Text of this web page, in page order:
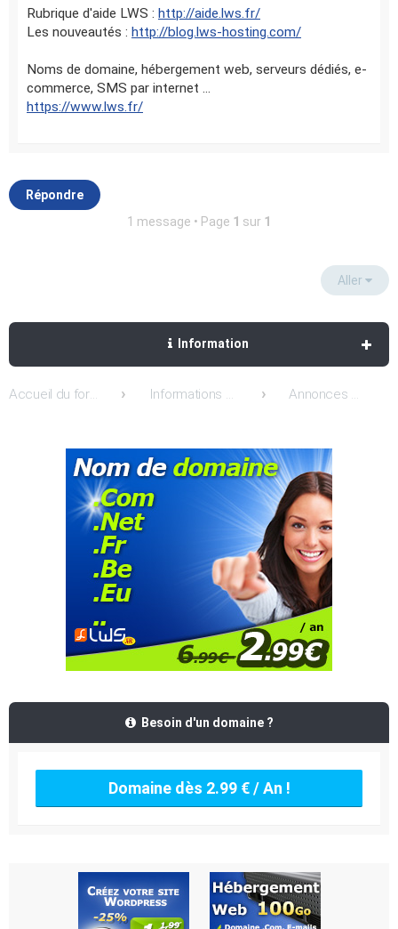
Rubrique d'aide LWS : http://aide.lws.fr/
Les nouveautés : http://blog.lws-hosting.com/
Noms de domaine, hébergement web, serveurs dédiés, e-
commerce, SMS par internet ...
https://www.lws.fr/
Répondre
1 message • Page 1 sur 1
Aller
Information
Accueil du forum Informations Hebergeur-Discount.com & lws Annonces & nouveautés Hebergeur-Discount & Lws
Besoin d'un domaine ?
Domaine dès 2.99 € / An !